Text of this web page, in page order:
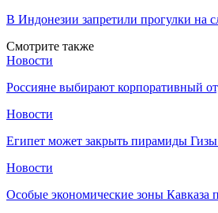
В Индонезии запретили прогулки на
Смотрите также
Новости
Россияне выбирают корпоративный
Новости
Египет может закрыть пирамиды Гизы
Новости
Особые экономические зоны Кавказа